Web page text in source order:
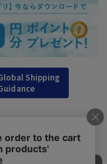
Shipping
づく表示
約 採用情報